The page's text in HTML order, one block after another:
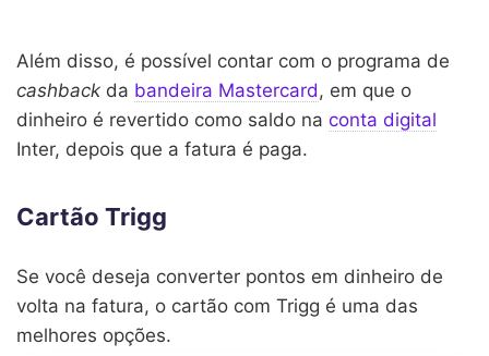
Além disso, é possível contar com o programa de
cashback da bandeira Mastercard , em que o
dinheiro é revertido como saldo na conta digital
Inter, depois que a fatura é paga.
Cartão Trigg
Se você deseja converter pontos em dinheiro de
volta na fatura, o cartão com Trigg é uma das
melhores opções.